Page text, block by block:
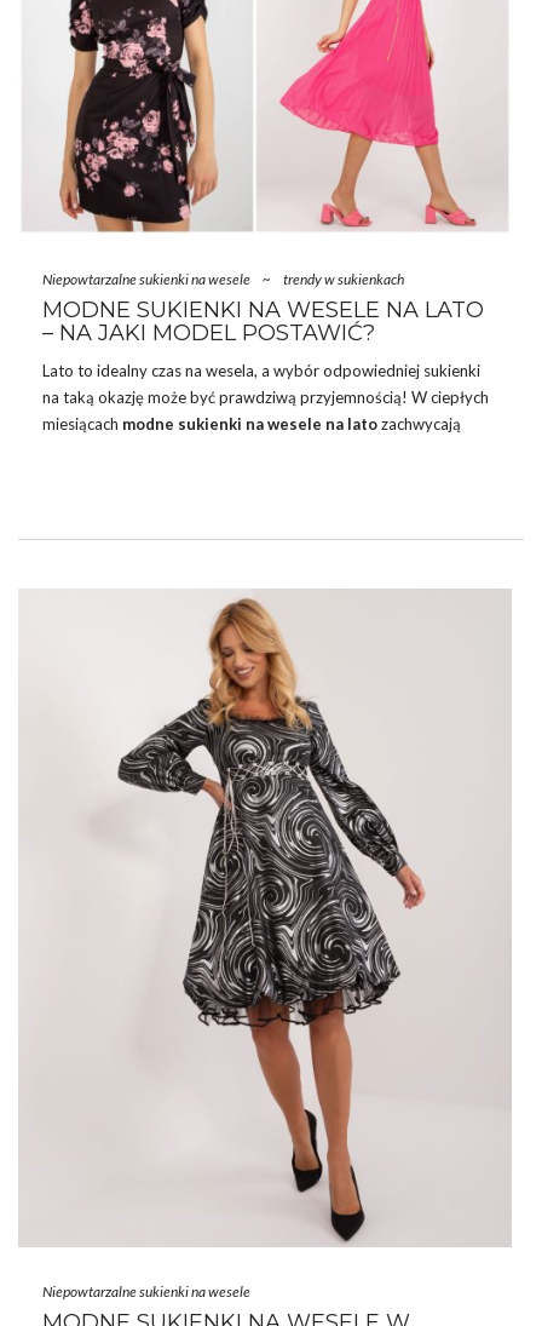
Niepowtarzalne sukienki na wesele ~ trendy w sukienkach
MODNE SUKIENKI NA WESELE NA LATO
– NA JAKI MODEL POSTAWIĆ?
Lato to idealny czas na wesela, a wybór odpowiedniej sukienki
na taką okazję może być prawdziwą przyjemnością! W ciepłych
miesiącach modne sukienki na wesele na latozachwycają
MODNE SUKIENKI NA WESELE NA LATO
– CO JE CHARAKTERYZUJE?
Modne sukienki…
Niepowtarzalne sukienki na wesele